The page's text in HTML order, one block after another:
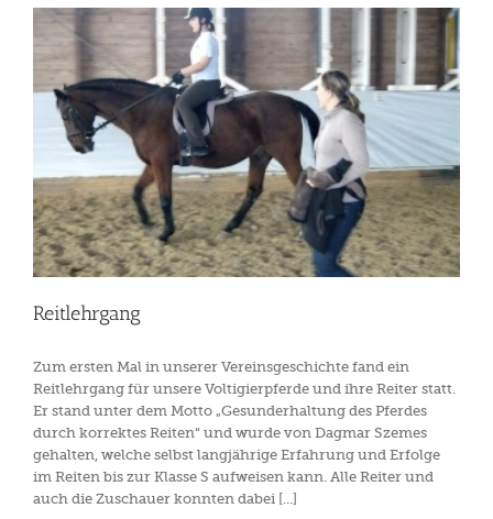
Reitlehrgang
Zum ersten Mal in unserer Vereinsgeschichte fand ein
Reitlehrgang für unsere Voltigierpferde und ihre Reiter statt.
Er stand unter dem Motto „Gesunderhaltung des Pferdes
durch korrektes Reiten“ und wurde von Dagmar Szemes
gehalten, welche selbst langjährige Erfahrung und Erfolge
im Reiten bis zur Klasse S aufweisen kann. Alle Reiter und
auch die Zuschauer konnten dabei [...]